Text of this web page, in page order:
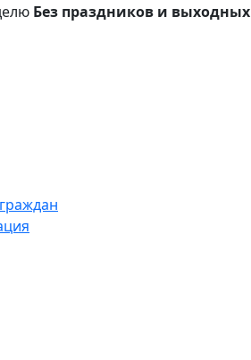
Без праздников и выходных